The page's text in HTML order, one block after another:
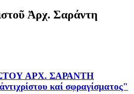
Ἀρχ. Σαράντη
ΑΡΧ. ΣΑΡΑΝΤΗ
καί σφραγίσματος"